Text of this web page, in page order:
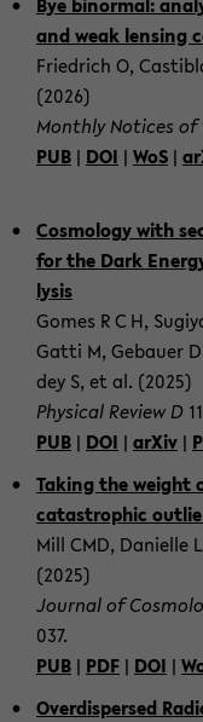
and weak len­sing
Fried­rich O,
(2026)
Month­ly No­ti­ces
PUB | DOI | WoS |
Cos­mo­lo­gy with
for the Dark
ly­sis
Gomes R C H,
Gatti M, Ge­bau­er
dey S, et al. (2025)
Phy­si­cal Re­view D
PUB | DOI | arXiv |
Ta­king the weight
ca­ta­stro­phic
Mill CMD, Da­ni­elle
(2025)
Jour­nal of
037.
PUB | PDF | DOI |
Over­di­sper­sed